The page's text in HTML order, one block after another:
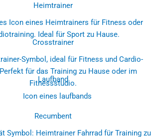
Heimtrainer
Crosstrainer
Laufband
Recumbent